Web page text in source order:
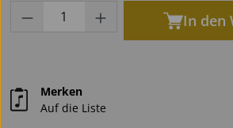
Produkt Anzahl: Gib den
In den
Merken
Auf die Liste